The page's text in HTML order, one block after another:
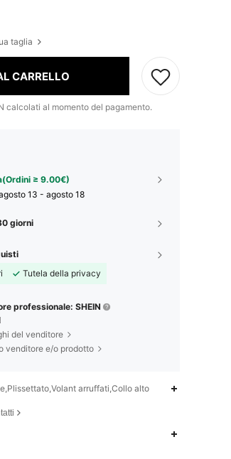
taglia
CARRELLO
calcolati al momento del pagamento.
≥ 9.00€)
13 - agosto 18
giorni
Tutela della privacy
professionale: SHEIN
del venditore
venditore e/o prodotto
arruffati,Collo alto